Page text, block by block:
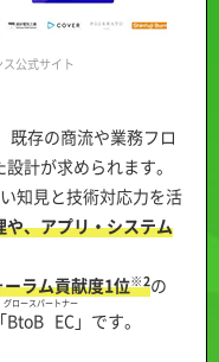
公式サイト
既存の商流や業務フロ
計が求められます。
知見と技術対応力を活
、アプリ・システム
ラム貢献度1位※2の
BtoB EC
グロースパートナー
」です。